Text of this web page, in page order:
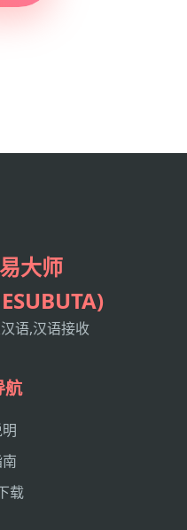
大师
语,汉语接收
航
载